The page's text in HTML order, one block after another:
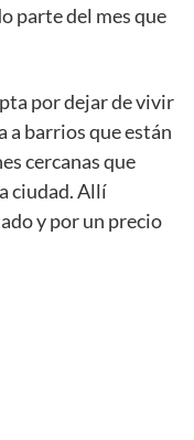
parte del mes que
por dejar de vivir
a barrios que están
cercanas que
ciudad. Allí
y por un precio